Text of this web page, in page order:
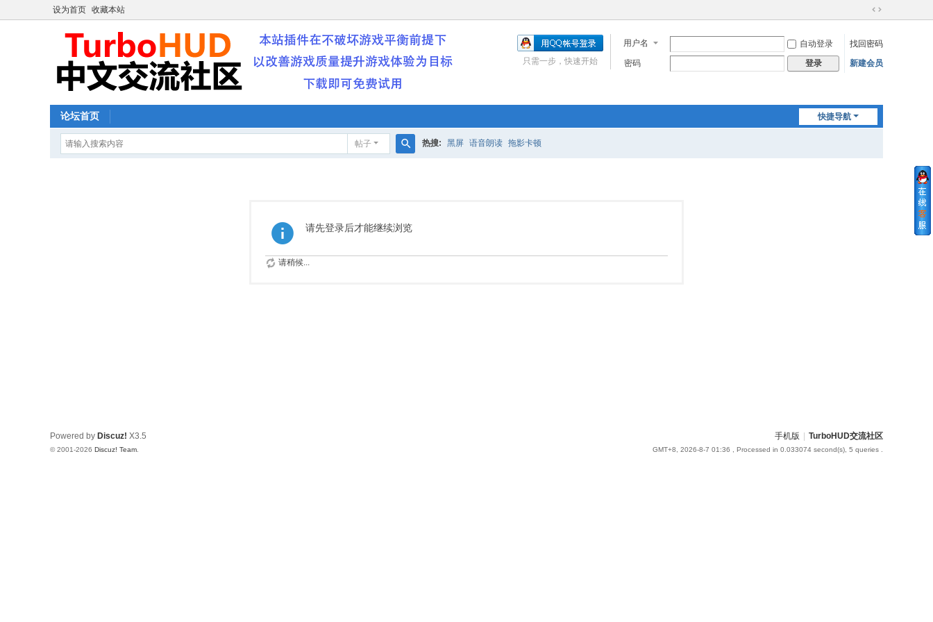
设为首页 收藏本站
切
到
宽
用户名 自动登录
找回密码
密码
登录 新建会员
只需一步，快速开始
快捷导航
论坛首页
帖子 热搜: 黑屏 语音朗读 拖影卡顿
请先登录后才能继续浏览
请稍候...
手机版 TurboHUD交流社区
GMT+8, 2026-8-7 01:36 , Processed in 0.033074 second(s), 5 queries .
Powered by Discuz! X3.5
© 2001-2026 Discuz! Team